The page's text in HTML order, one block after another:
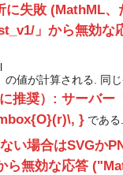
に失敗 (MathML、
」から無効
の値が計算される. 同
に推奨）: サー
} であ
い場合はSVGか
ら無効な応答